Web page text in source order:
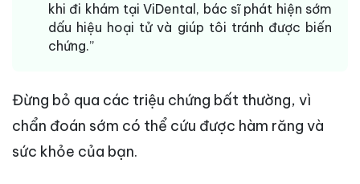
khi đi khám tại ViDental, bác sĩ phát hiện sớm
dấu hiệu hoại tử và giúp tôi tránh được biến
chứng.”
Đừng bỏ qua các triệu chứng bất thường, vì
chẩn đoán sớm có thể cứu được hàm răng và
sức khỏe của bạn.